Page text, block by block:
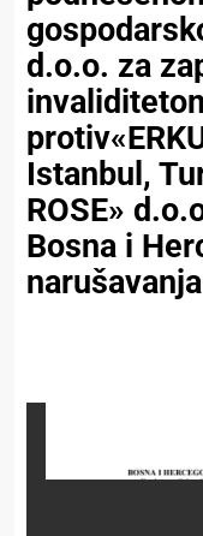
d.o.o. za
Istanbul,
ROSE»
Bosna i